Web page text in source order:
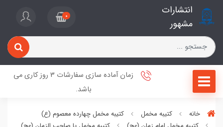
انتشارات
مشهور
0
زمان آماده سازی سفارشات 3 روز کاری می
باشد.
خانه کتیبه مخمل
کتیبه مخمل چهارده معصوم (ع)